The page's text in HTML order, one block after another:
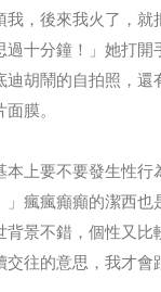
我，後來我火了，就
過十分鐘！」她打開
迪胡鬧的自拍照，還
膜。
本上要不要發生性
瘋瘋癲癲的潔西也
背景不錯，個性又
往的意思，我才會